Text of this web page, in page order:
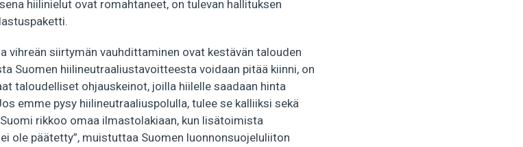
hiilinielut ovat romahtaneet, on tulevan hallituksen
vihreän siirtymän vauhdittaminen ovat kestävän talouden
Suomen hiilineutraaliustavoitteesta voidaan pitää kiinni, on
taloudelliset ohjauskeinot, joilla hiilelle saadaan hinta
emme pysy hiilineutraaliuspolulla, tulee se kalliiksi sekä
rikkoo omaa ilmastolakiaan, kun lisätoimista
ole päätetty”, muistuttaa Suomen luonnonsuojeluliiton